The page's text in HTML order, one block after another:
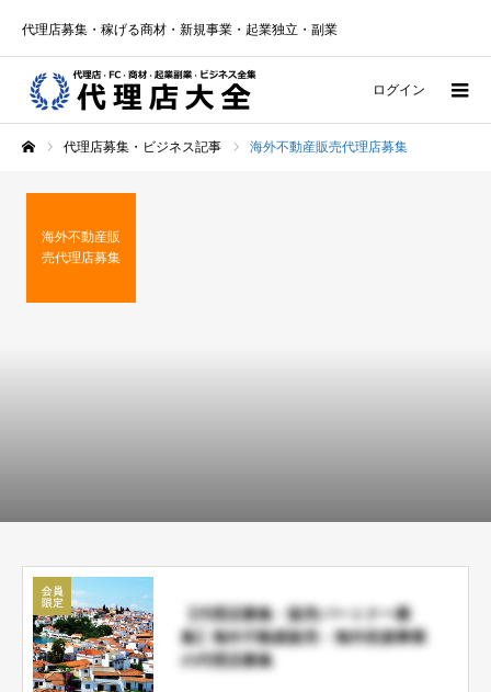
代理店募集・稼げる商材・新規事業・起業独立・副業
ログイン
代理店募集・ビジネス記事 海外不動産販売代理店募集
海外不動産販
売代理店募集
【代理店募集・販売パートナー募
集】海外不動産販売・海外投資事業
の代理店募集